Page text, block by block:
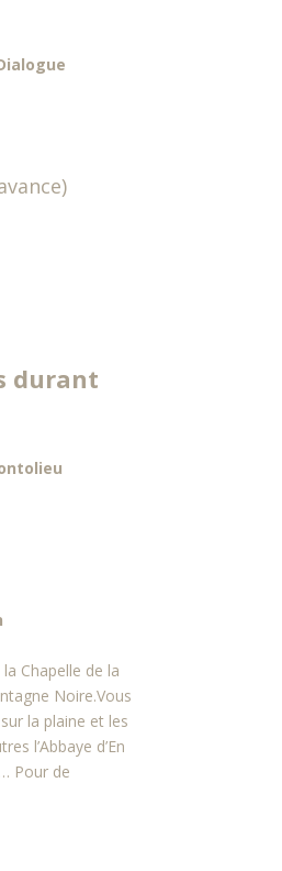
durant
Chapelle de la
Noire.Vous
la plaine et les
l’Abbaye d’En
Pour de